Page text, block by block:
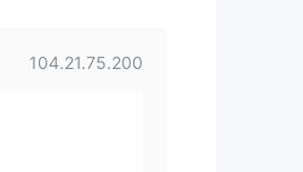
104.21.75.200